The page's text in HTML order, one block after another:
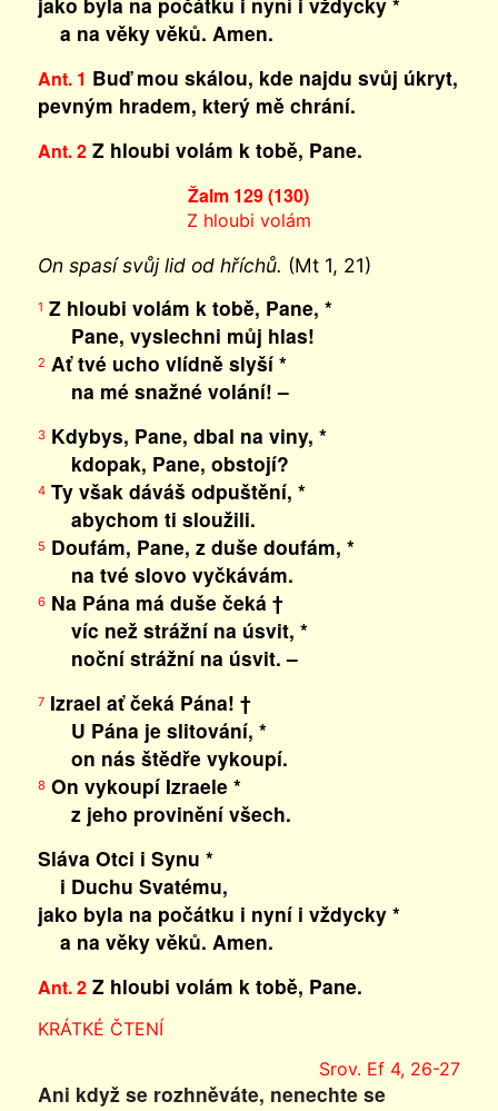
a na věky věků. Amen.
Ant. 1 Buď mou skálou, kde najdu svůj úkryt,
pevným hradem, který mě chrání.
Ant. 2Z hloubi volám k tobě, Pane.
Žalm 129 (130)
Z hloubi volám
On spasí svůj lid od hříchů. (Mt 1, 21)
1 Z hloubi volám k tobě, Pane, *
Pane, vyslechni můj hlas!
2 Ať tvé ucho vlídně slyší *
na mé snažné volání! –
3Kdybys, Pane, dbal na viny, *
kdopak, Pane, obstojí?
4Ty však dáváš odpuštění, *
abychom ti sloužili.
5 Doufám, Pane, z duše doufám, *
na tvé slovo vyčkávám.
6Na Pána má duše čeká †
víc než strážní na úsvit, *
noční strážní na úsvit. –
7Izrael ať čeká Pána! †
U Pána je slitování, *
on nás štědře vykoupí.
8 On vykoupí Izraele *
z jeho provinění všech.
Sláva Otci i Synu *
i Duchu Svatému,
jako byla na počátku i nyní i vždycky *
a na věky věků. Amen.
Ant. 2Z hloubi volám k tobě, Pane.
KRÁTKÉ ČTENÍ
Srov. Ef 4, 26-27
Ani když se rozhněváte, nenechte se